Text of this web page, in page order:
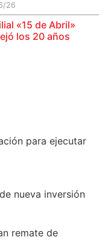
26
«15 de Abril»
los 20 años
para ejecutar
nueva inversión
remate de